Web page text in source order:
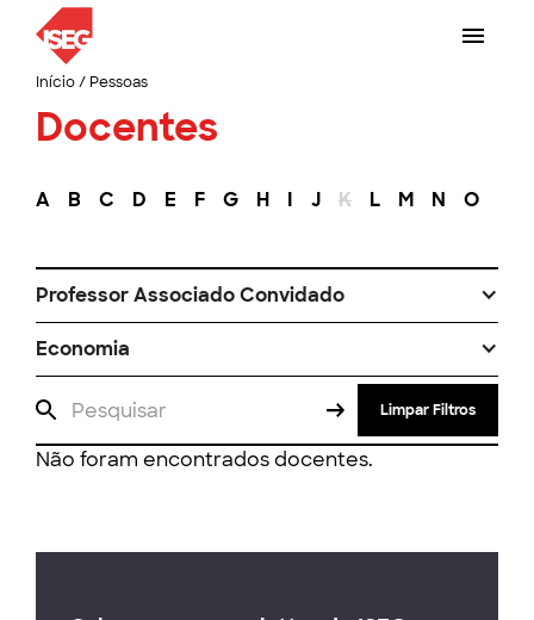
Início/ Pessoas
Docentes
A B C D E F G H I J K L M N O
Professor Associado Convidado
Economia
Limpar Filtros
Não foram encontrados docentes.